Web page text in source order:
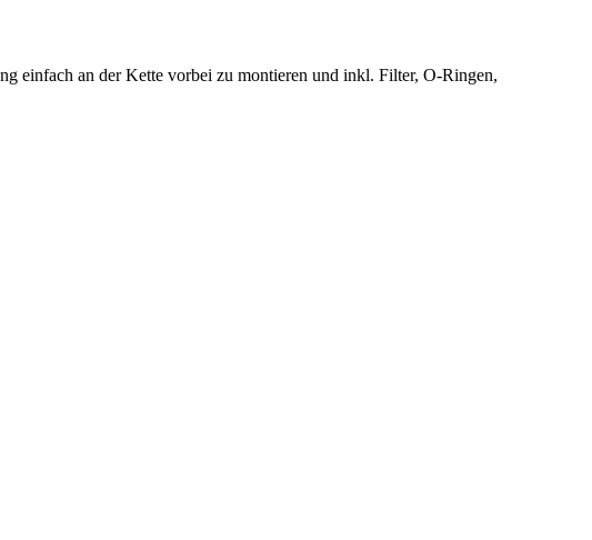
einfach an der Kette vorbei zu montieren und inkl. Filter, O-Ringen,